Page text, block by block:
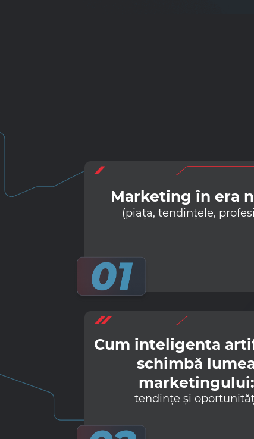
Marketing în era
(piața, tendințele,
Cum inteligenta
schimbă
marketingului:
tendințe și